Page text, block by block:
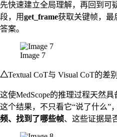
先快速建立全局理解，再回到可
段，用get_frame获取关键帧，最
答案。
Image 7
△Textual CoT与 Visual CoT的差别
这使MedScope的推理过程天然具
这个结果，不只看它“说了什么”
频、找到了哪些帧、这些证据是